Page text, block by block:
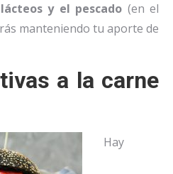
lácteos y el pescado (en el
manteniendo tu aporte de
a la carne
Hay